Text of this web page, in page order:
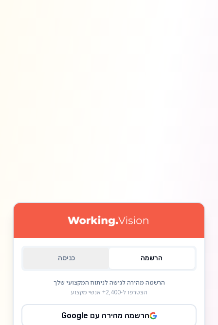
הרשמה כניסה
הרשמה מהירה לגישה לניתוח המקצועי שלך
הצטרפו ל-2,400+ אנשי מקצוע
הרשמה מהירה עם Google